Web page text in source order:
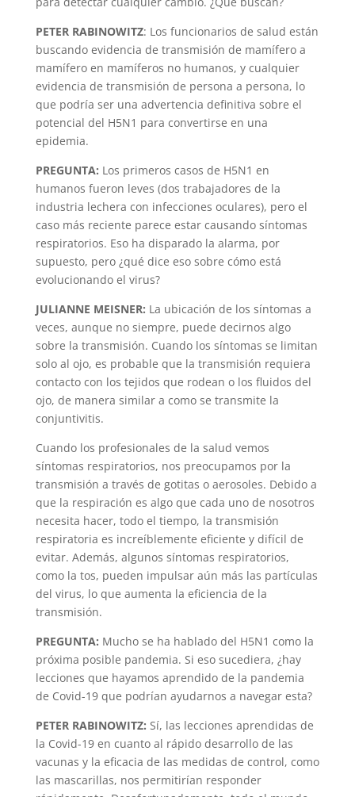
PETER RABINOWITZ: Los funcionarios de salud están
buscando evidencia de transmisión de mamífero a
mamífero en mamíferos no humanos, y cualquier
evidencia de transmisión de persona a persona, lo
que podría ser una advertencia definitiva sobre el
potencial del H5N1 para convertirse en una
epidemia.
PREGUNTA: Los primeros casos de H5N1 en
humanos fueron leves (dos trabajadores de la
industria lechera con infecciones oculares), pero el
caso más reciente parece estar causando síntomas
respiratorios. Eso ha disparado la alarma, por
supuesto, pero ¿qué dice eso sobre cómo está
evolucionando el virus?
JULIANNE MEISNER: La ubicación de los síntomas a
veces, aunque no siempre, puede decirnos algo
sobre la transmisión. Cuando los síntomas se limitan
solo al ojo, es probable que la transmisión requiera
contacto con los tejidos que rodean o los fluidos del
ojo, de manera similar a como se transmite la
conjuntivitis.
Cuando los profesionales de la salud vemos
síntomas respiratorios, nos preocupamos por la
transmisión a través de gotitas o aerosoles. Debido a
que la respiración es algo que cada uno de nosotros
necesita hacer, todo el tiempo, la transmisión
respiratoria es increíblemente eficiente y difícil de
evitar. Además, algunos síntomas respiratorios,
como la tos, pueden impulsar aún más las partículas
del virus, lo que aumenta la eficiencia de la
transmisión.
PREGUNTA: Mucho se ha hablado del H5N1 como la
próxima posible pandemia. Si eso sucediera, ¿hay
lecciones que hayamos aprendido de la pandemia
de Covid-19 que podrían ayudarnos a navegar esta?
PETER RABINOWITZ: Sí, las lecciones aprendidas de
la Covid-19 en cuanto al rápido desarrollo de las
vacunas y la eficacia de las medidas de control, como
las mascarillas, nos permitirían responder